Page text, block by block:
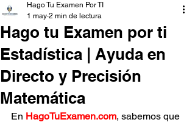
Hago tu Examen por ti
Estadística | Ayuda en
Directo y Precisión
Matemática
Hago Tu Examen Por TI
1 may 2 min de lectura
En HagoTuExamen.com, sabemos que